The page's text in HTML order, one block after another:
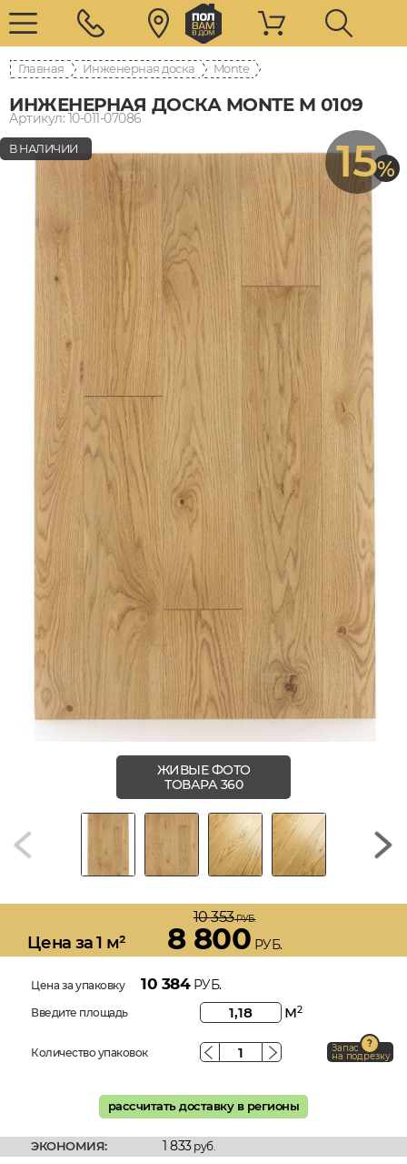
Главная Инженерная доска Monte
ИНЖЕНЕРНАЯ ДОСКА MONTE M 0109
Артикул: 10-011-07086
15%
В НАЛИЧИИ
ЖИВЫЕ ФОТО
ТОВАРА 360
Цена за 1 м²
10 353РУБ.
8 800 РУБ.
Цена за упаковку 10 384РУБ.
Введите площадь м2
Количество упаковок Запас
на подрезку
рассчитать доставку в регионы
ЭКОНОМИЯ: 1 833руб.